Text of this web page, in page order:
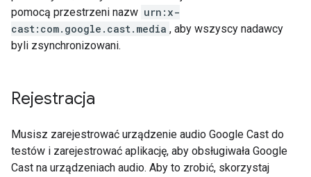
pomocą przestrzeni nazw urn:x-
cast:com.google.cast.media , aby wszyscy nadawcy
byli zsynchronizowani.
Rejestracja
Musisz zarejestrować urządzenie audio Google Cast do
testów i zarejestrować aplikację, aby obsługiwała Google
Cast na urządzeniach audio. Aby to zrobić, skorzystaj